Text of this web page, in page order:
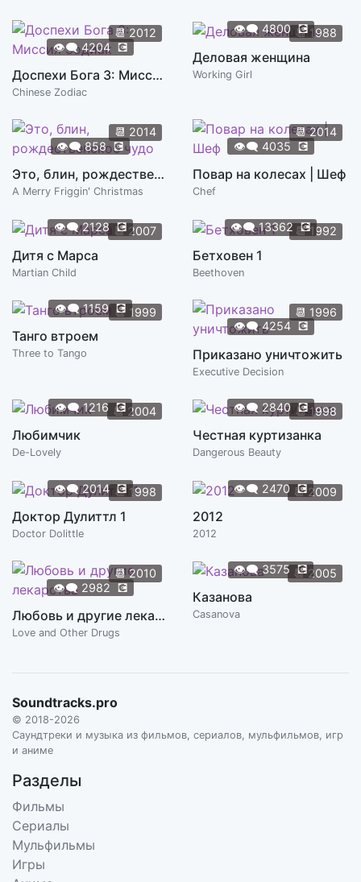
📆2012
👁️‍🗨️4204 💽
Доспехи Бога 3: Миссия Зодиак
Chinese Zodiac
📆1988
👁️‍🗨️4800 💽
Деловая женщина
Working Girl
📆 2014
👁️‍🗨️858 💽
Это, блин, рождественское чудо
A Merry Friggin' Christmas
📆2014
👁️‍🗨️ 4035 💽
Повар на колесах | Шеф
Chef
📆2007
👁️‍🗨️2128 💽
Дитя с Марса
Martian Child
📆1992
👁️‍🗨️13362 💽
Бетховен 1
Beethoven
📆1999
👁️‍🗨️1159 💽
Танго втроем
Three to Tango
📆 1996
👁️‍🗨️4254 💽
Приказано уничтожить
Executive Decision
📆2004
👁️‍🗨️1216 💽
Любимчик
De-Lovely
📆1998
👁️‍🗨️ 2840 💽
Честная куртизанка
Dangerous Beauty
📆1998
👁️‍🗨️2014 💽
Доктор Дулиттл 1
Doctor Dolittle
📆2009
👁️‍🗨️ 2470 💽
2012
2012
📆2010
👁️‍🗨️ 2982 💽
Любовь и другие лекарства
Love and Other Drugs
📆2005
👁️‍🗨️3575 💽
Казанова
Casanova
Soundtracks.pro
© 2018-2026
Саундтреки и музыка из фильмов, сериалов, мульфильмов, игр
и аниме
Разделы
Фильмы
Сериалы
Мульфильмы
Игры